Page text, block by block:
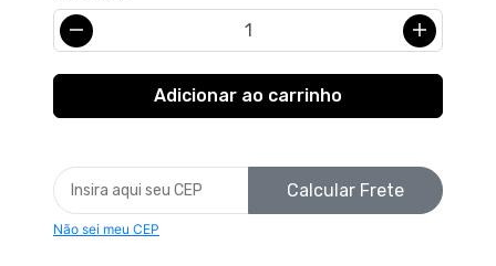
Calcular Frete
Não sei meu CEP